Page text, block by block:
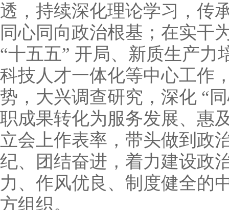
透，持续深化理论学习，传
同心同向政治根基；在实干
“十五五” 开局、新质生产力
科技人才一体化等中心工作
势，大兴调查研究，深化 “
职成果转化为服务发展、惠
立会上作表率，带头做到政
纪、团结奋进，着力建设政
力、作风优良、制度健全的
方组织。